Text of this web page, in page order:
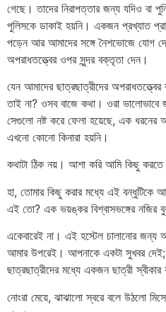
গেছে। তাদের নিরাপত্তার জন্য যদিও বা
পুলিসকে ডাকাই হয়নি। একজন প্রখ্যাত
পড়েন আর আমাদের সঙ্গে নৈশভোজে যোগ
অপরাধতত্ত্বের ওপর সুন্দর বক্তৃতা দেন।
যেন আমাদের ছাত্রছাত্রীদের
তাই না? ওসব বাজে কথা। ওরা ভালোভাবে
সেগুলো নষ্ট করে ফেলা হয়েছে, এক ধরনের
এখনো কোনো কিনারা হয়নি।
কথাটা ঠিক নয়। আশা করি আমি কিছু করতে
হা, তোমার কিছু করার মধ্যে এই বন্ধুটিকে
এই তো? এক ভয়ঙ্কর বিশ্বাসভঙ্গের নজির
একেবারেই না। এই হস্টেল চালানোর জন্য
আমার উপরেই। আপনাকে একটা সুখবর দেই;
ছাত্রছাত্রীদের মধ্যে একজন ছাত্রী
নোংরা মেয়ে, ঝাঝালো স্বরে বলে উঠলো